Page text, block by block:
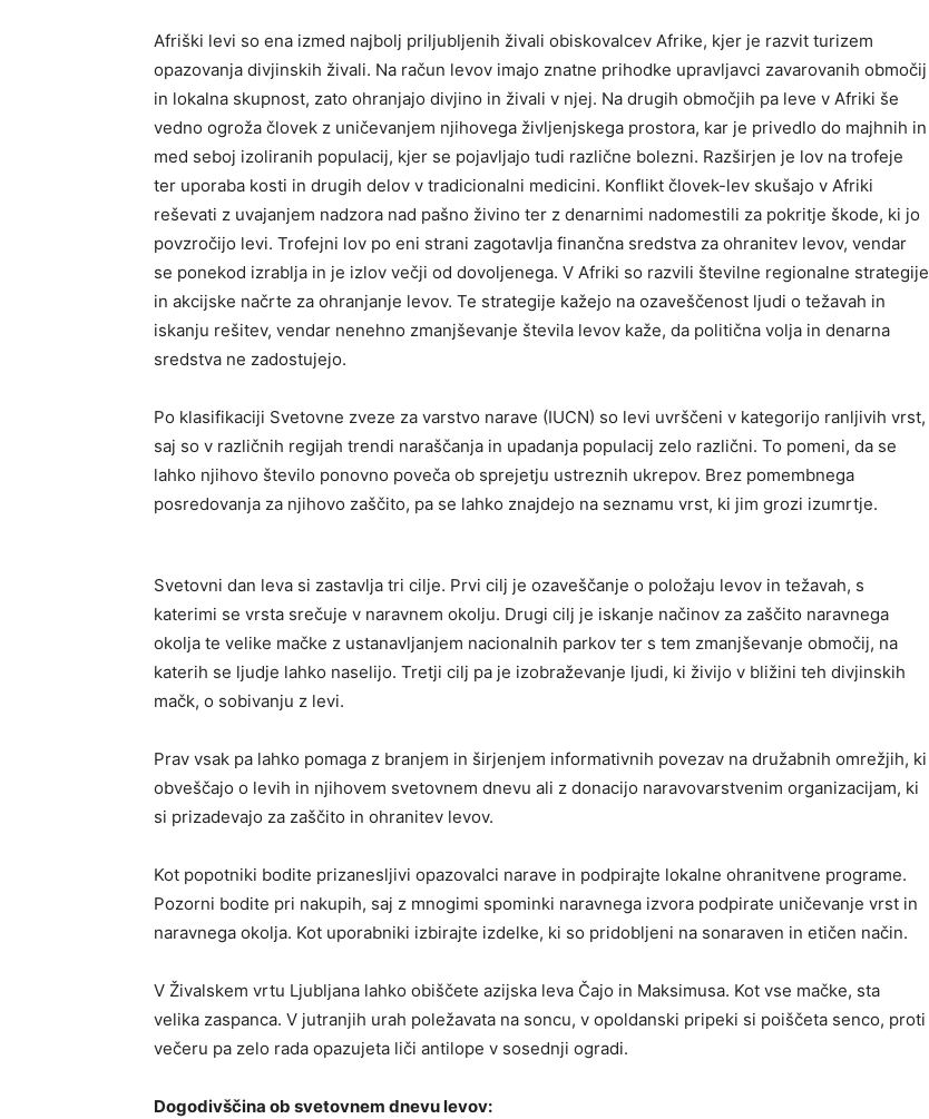
Afriški levi so ena izmed najbolj priljubljenih živali obiskovalcev Afrike, kjer je razvit turizem
opazovanja divjinskih živali. Na račun levov imajo znatne prihodke upravljavci zavarovanih območij
in lokalna skupnost, zato ohranjajo divjino in živali v njej. Na drugih območjih pa leve v Afriki še
vedno ogroža človek z uničevanjem njihovega življenjskega prostora, kar je privedlo do majhnih in
med seboj izoliranih populacij, kjer se pojavljajo tudi različne bolezni. Razširjen je lov na trofeje
ter uporaba kosti in drugih delov v tradicionalni medicini. Konflikt človek-lev skušajo v Afriki
reševati z uvajanjem nadzora nad pašno živino ter z denarnimi nadomestili za pokritje škode, ki jo
povzročijo levi. Trofejni lov po eni strani zagotavlja finančna sredstva za ohranitev levov, vendar
se ponekod izrablja in je izlov večji od dovoljenega. V Afriki so razvili številne regionalne strategije
in akcijske načrte za ohranjanje levov. Te strategije kažejo na ozaveščenost ljudi o težavah in
iskanju rešitev, vendar nenehno zmanjševanje števila levov kaže, da politična volja in denarna
sredstva ne zadostujejo.
Po klasifikaciji Svetovne zveze za varstvo narave (IUCN) so levi uvrščeni v kategorijo ranljivih vrst,
saj so v različnih regijah trendi naraščanja in upadanja populacij zelo različni. To pomeni, da se
lahko njihovo število ponovno poveča ob sprejetju ustreznih ukrepov. Brez pomembnega
posredovanja za njihovo zaščito, pa se lahko znajdejo na seznamu vrst, ki jim grozi izumrtje.
Svetovni dan leva si zastavlja tri cilje. Prvi cilj je ozaveščanje o položaju levov in težavah, s
katerimi se vrsta srečuje v naravnem okolju. Drugi cilj je iskanje načinov za zaščito naravnega
okolja te velike mačke z ustanavljanjem nacionalnih parkov ter s tem zmanjševanje območij, na
katerih se ljudje lahko naselijo. Tretji cilj pa je izobraževanje ljudi, ki živijo v bližini teh divjinskih
mačk, o sobivanju z levi.
Prav vsak pa lahko pomaga z branjem in širjenjem informativnih povezav na družabnih omrežjih, ki
obveščajo o levih in njihovem svetovnem dnevu ali z donacijo naravovarstvenim organizacijam, ki
si prizadevajo za zaščito in ohranitev levov.
Kot popotniki bodite prizanesljivi opazovalci narave in podpirajte lokalne ohranitvene programe.
Pozorni bodite pri nakupih, saj z mnogimi spominki naravnega izvora podpirate uničevanje vrst in
naravnega okolja. Kot uporabniki izbirajte izdelke, ki so pridobljeni na sonaraven in etičen način.
V Živalskem vrtu Ljubljana lahko obiščete azijska leva Čajo in Maksimusa. Kot vse mačke, sta
velika zaspanca. V jutranjih urah poležavata na soncu, v opoldanski pripeki si poiščeta senco, proti
večeru pa zelo rada opazujeta liči antilope v sosednji ogradi.
Dogodivščina ob svetovnem dnevu levov: